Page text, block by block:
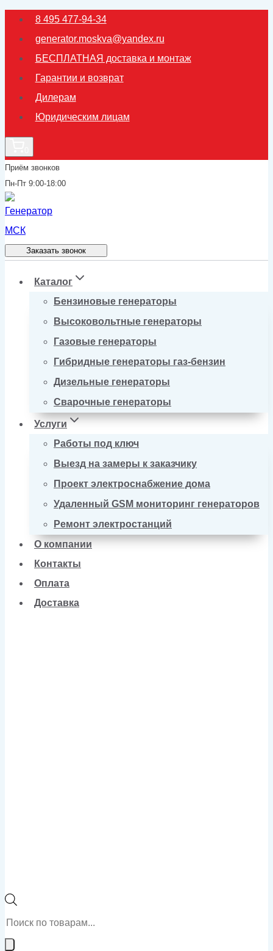
Перейти
содержимому
8 495 477-94-34
generator.moskva@yandex.ru
БЕСПЛАТНАЯ доставка и монтаж
Гарантии и возврат
Дилерам
Юридическим лицам
Приём звонков
Пн-Пт 9:00-18:00
Заказать звонок
Каталог
Бензиновые генераторы
Высоковольтные генераторы
Газовые генераторы
Гибридные генераторы газ-бензин
Дизельные генераторы
Сварочные генераторы
Услуги
Работы под ключ
Выезд на замеры к заказчику
Проект электроснабжение дома
Удаленный GSM мониторинг генераторов
Ремонт электростанций
О компании
Контакты
Оплата
Доставка
Поиск
товаров